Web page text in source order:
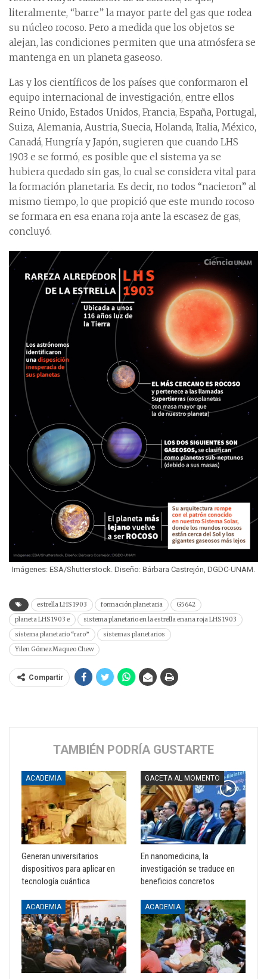
literalmente, “barre” la mayor parte del gas que rodea
su núcleo rocoso. Pero a medida que los objetos se
alejan, las condiciones permiten que una atmósfera se
mantenga en un planeta gaseoso.
Las y los científicos de los países que conformaron el
equipo internacional de investigación, entre ellos
Reino Unido, Estados Unidos, Francia, España, Portugal,
Suiza, Alemania, Austria, Suecia, Holanda, Italia, México,
Canadá, Hungría y Japón, sugieren que cuando LHS
1903 e se formó, es posible que el sistema ya se
hubiera quedado sin gas, lo cual se considera vital para
la formación planetaria. Es decir, no todos “nacieron” al
mismo tiempo, lo que propició que este mundo rocoso
se formara en esa enana roja ante la escasez de gas,
concluyó.
Imágenes: ESA/Shutterstock. Diseño: Bárbara Castrejón, DGDC-UNAM.
estrella LHS 1903 formación planetaria
G5642
planeta LHS 1903 e
sistema planetario en la estrella enana roja LHS 1903
sistema planetario “raro”
sistemas planetarios
Yilen Gómez Maqueo Chew
Compartir
TAMBIÉN PODRÍA GUSTARTE
ACADEMIA
Generan universitarios
dispositivos para aplicar en
tecnología cuántica
GACETA AL MOMENTO
En nanomedicina, la
investigación se traduce en
beneficios concretos
ACADEMIA ACADEMIA